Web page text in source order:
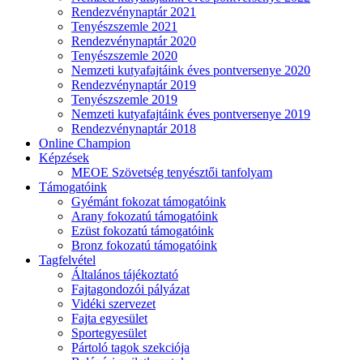
Rendezvénynaptár 2021
Tenyészszemle 2021
Rendezvénynaptár 2020
Tenyészszemle 2020
Nemzeti kutyafajtáink éves pontversenye 2020
Rendezvénynaptár 2019
Tenyészszemle 2019
Nemzeti kutyafajtáink éves pontversenye 2019
Rendezvénynaptár 2018
Online Champion
Képzések
MEOE Szövetség tenyésztői tanfolyam
Támogatóink
Gyémánt fokozat támogatóink
Arany fokozatú támogatóink
Ezüst fokozatú támogatóink
Bronz fokozatú támogatóink
Tagfelvétel
Általános tájékoztató
Fajtagondozói pályázat
Vidéki szervezet
Fajta egyesület
Sportegyesület
Pártoló tagok szekciója